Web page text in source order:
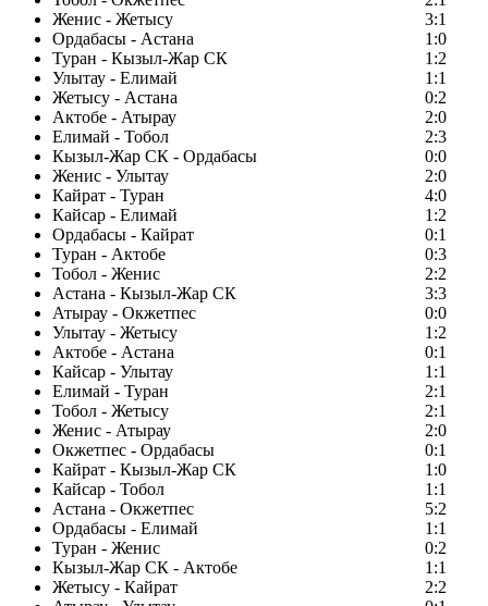
Женис - Жетысу
3:1
Ордабасы - Астана
1:0
Туран - Кызыл-Жар СК
1:2
Улытау - Елимай
1:1
Жетысу - Астана
0:2
Актобе - Атырау
2:0
Елимай - Тобол
2:3
Кызыл-Жар СК - Ордабасы
0:0
Женис - Улытау
2:0
Кайрат - Туран
4:0
Кайсар - Елимай
1:2
Ордабасы - Кайрат
0:1
Туран - Актобе
0:3
Тобол - Женис
2:2
Астана - Кызыл-Жар СК
3:3
Атырау - Окжетпес
0:0
Улытау - Жетысу
1:2
Актобе - Астана
0:1
Кайсар - Улытау
1:1
Елимай - Туран
2:1
Тобол - Жетысу
2:1
Женис - Атырау
2:0
Окжетпес - Ордабасы
0:1
Кайрат - Кызыл-Жар СК
1:0
Кайсар - Тобол
1:1
Астана - Окжетпес
5:2
Ордабасы - Елимай
1:1
Туран - Женис
0:2
Кызыл-Жар СК - Актобе
1:1
Жетысу - Кайрат
2:2